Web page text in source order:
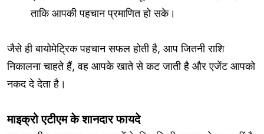
ताकि आपकी पहचान प्रमाणित हो सके।
जैसे ही बायोमेट्रिक पहचान सफल होती है, आप जितनी राशि
निकालना चाहते हैं, वह आपके खाते से कट जाती है और एजेंट आपको
नकद दे देता है।
माइक्रो एटीएम के शानदार फायदे